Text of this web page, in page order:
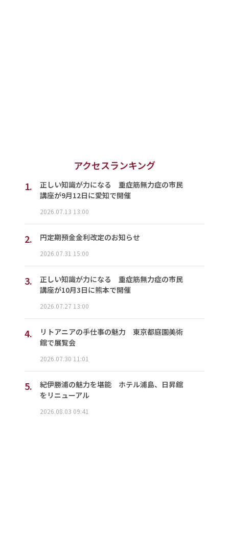
アクセスランキング
1.
正しい知識が力になる 重症筋無力症の市民
講座が9月12日に愛知で開催
2026.07.13 13:00
2. 円定期預金金利改定のお知らせ
2026.07.31 15:00
3.
正しい知識が力になる 重症筋無力症の市民
講座が10月3日に熊本で開催
2026.07.27 13:00
4.
リトアニアの手仕事の魅力 東京都庭園美術
館で展覧会
2026.07.30 11:01
5.
紀伊勝浦の魅力を堪能 ホテル浦島、日昇館
をリニューアル
2026.08.03 09:41